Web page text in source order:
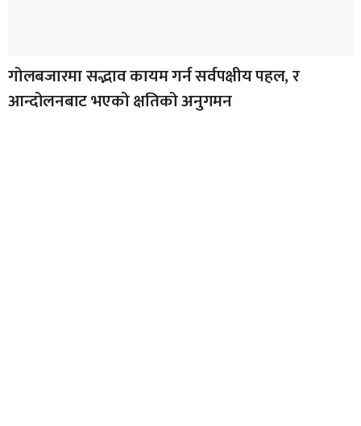
गोलबजारमा सद्भाव कायम गर्न सर्वपक्षीय पहल, र
आन्दोलनबाट भएको क्षतिको अनुगमन